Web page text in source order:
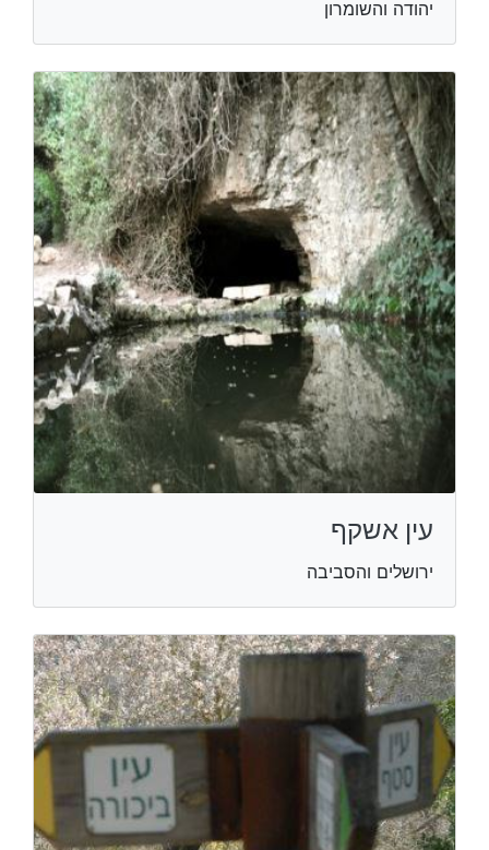
יהודה והשומרון
עין אשקף
ירושלים והסביבה